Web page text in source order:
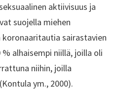
aktiivisuus ja
suojella miehen
sairastavien
alhaisempi niillä, joilla oli
niihin, joilla
ym., 2000).